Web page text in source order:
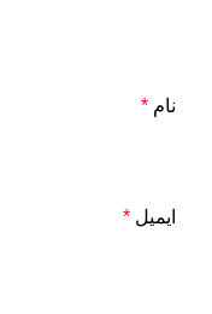
نام *
ایمیل *